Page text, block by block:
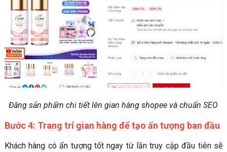
Đăng sản phẩm chi tiết lên gian hàng shopee và chuẩn SEO
Bước 4: Trang trí gian hàng để tạo ấn tượng ban đầu
Khách hàng có ấn tượng tốt ngay từ lần truy cập đầu tiên sẽ